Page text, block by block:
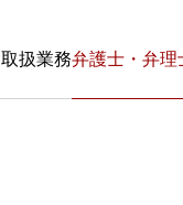
取扱業務弁護士・弁理